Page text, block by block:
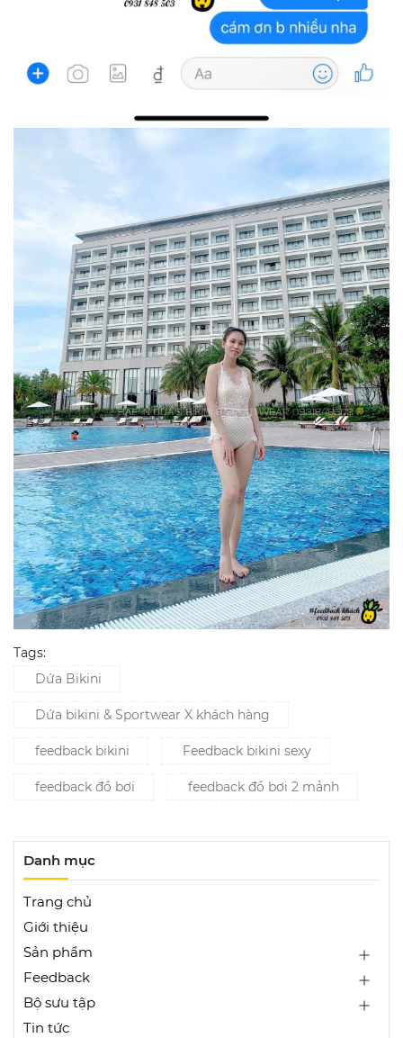
Tags:
Dứa Bikini
Dứa bikini & Sportwear X khách hàng
feedback bikini Feedback bikini sexy
feedback đồ bơi feedback đồ bơi 2 mảnh
Danh mục
Trang chủ
Giới thiệu
Sản phẩm
Feedback
Bộ sưu tập
Tin tức